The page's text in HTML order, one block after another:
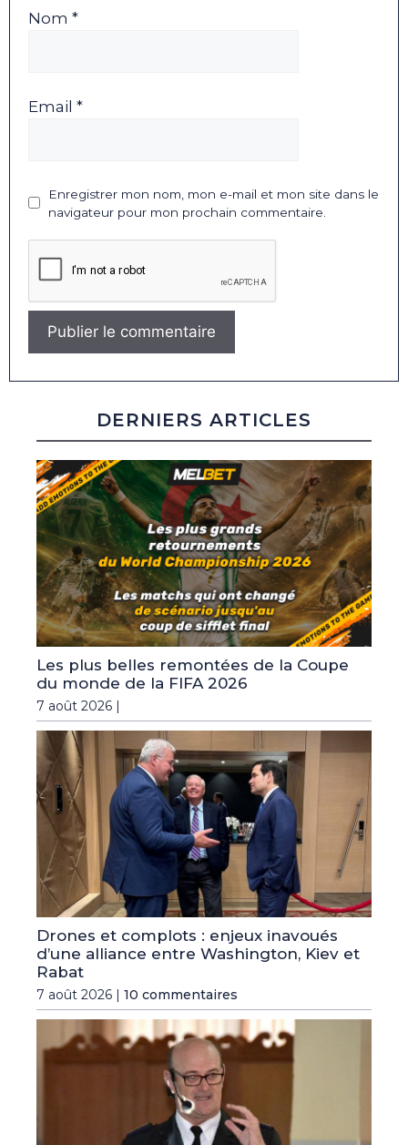
Nom *
Email *
Enregistrer mon nom, mon e-mail et mon site dans le
navigateur pour mon prochain commentaire.
DERNIERS ARTICLES
Les plus belles remontées de la Coupe
du monde de la FIFA 2026
7 août 2026 |
Drones et complots : enjeux inavoués
d’une alliance entre Washington, Kiev et
Rabat
7 août 2026 | 10 commentaires